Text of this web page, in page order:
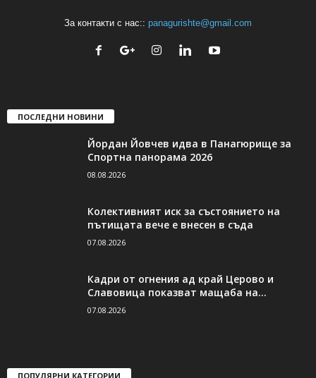
За контакти с нас:: panagurishte@gmail.com
ПОСЛЕДНИ НОВИНИ
Йордан Йовчев идва в Панагюрище за
Спортна панорама 2026
08.08.2026
Колективният иск за състоянието на
пътищата вече е внесен в съда
07.08.2026
Кадри от огнения ад край Церово и
Славовица показват мащаба на...
07.08.2026
ПОПУЛЯРНИ КАТЕГОРИИ